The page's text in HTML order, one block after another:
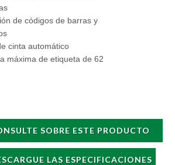
de códigos de barras y
cinta automático
máxima de etiqueta de 62
SOBRE ESTE PRODUCTO
LAS ESPECIFICACIONES